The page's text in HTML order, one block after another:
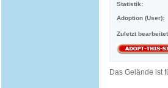
Statistik:
Adoption (User):
Zuletzt
Das Gelände ist